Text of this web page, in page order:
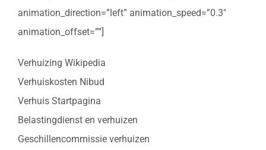
animation_direction=”left” animation_speed=”0.3″
animation_offset=””]
Verhuizing Wikipedia
Verhuiskosten Nibud
Verhuis Startpagina
Belastingdienst en verhuizen
Geschillencommissie verhuizen